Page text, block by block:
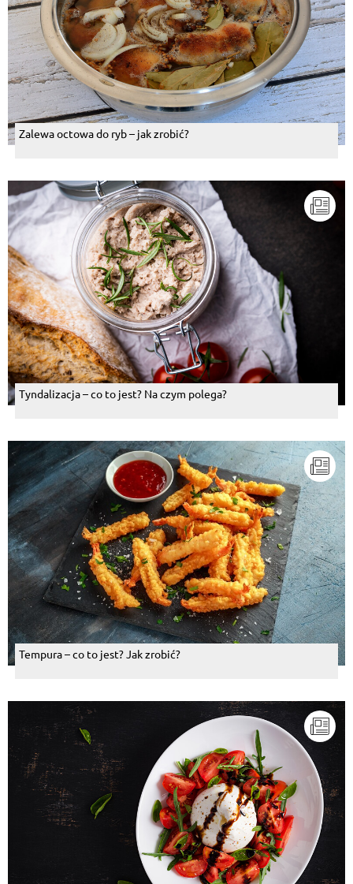
Zalewa octowa do ryb – jak zrobić?
Tyndalizacja – co to jest? Na czym polega?
Tempura – co to jest? Jak zrobić?